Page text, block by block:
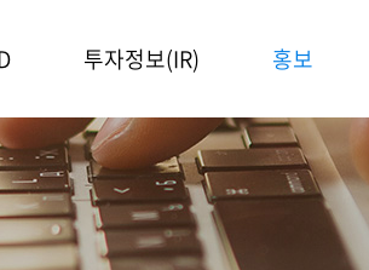
투자정보(IR)
주가정보
공시정보
IR자료실
홍보